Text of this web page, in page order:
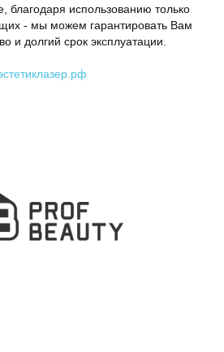
благодаря использованию только
- мы можем гарантировать Вам
и долгий срок эксплуатации.